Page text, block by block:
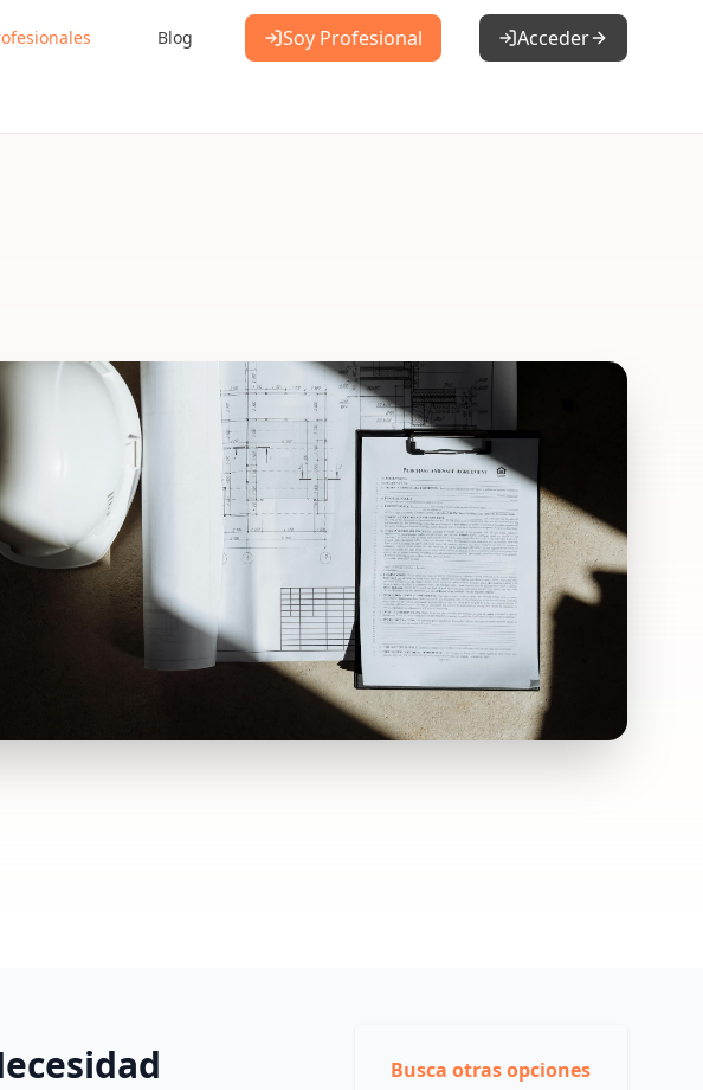
Blog Soy Profesional Acceder
Busca otras opciones